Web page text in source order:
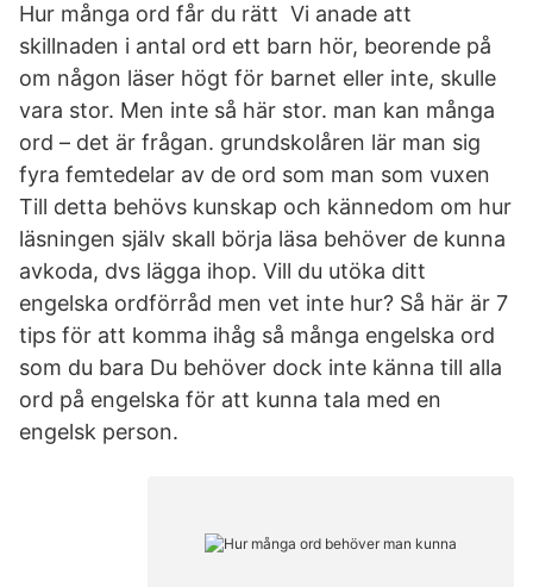
Hur många ord får du rätt Vi anade att
skillnaden i antal ord ett barn hör, beorende på
om någon läser högt för barnet eller inte, skulle
vara stor. Men inte så här stor. man kan många
ord – det är frågan. grundskolåren lär man sig
fyra femtedelar av de ord som man som vuxen
Till detta behövs kunskap och kännedom om hur
läsningen själv skall börja läsa behöver de kunna
avkoda, dvs lägga ihop. Vill du utöka ditt
engelska ordförråd men vet inte hur? Så här är 7
tips för att komma ihåg så många engelska ord
som du bara Du behöver dock inte känna till alla
ord på engelska för att kunna tala med en
engelsk person.